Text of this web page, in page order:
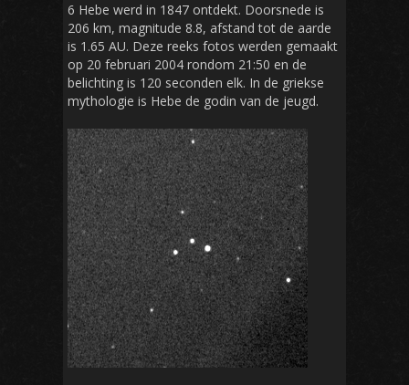
6 Hebe werd in 1847 ontdekt. Doorsnede is
206 km, magnitude 8.8, afstand tot de aarde
is 1.65 AU. Deze reeks fotos werden gemaakt
op 20 februari 2004 rondom 21:50 en de
belichting is 120 seconden elk. In de griekse
mythologie is Hebe de godin van de jeugd.